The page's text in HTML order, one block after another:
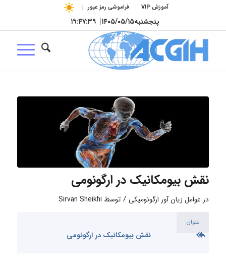
آموزش VIP فراموشی رمز عبور
پنجشنبه۱۴۰۵/۰۵/۱۵| ۱۹:۴۷:۳۹
نقش بیومکانیک در ارگونومی
در عوامل زیان آور ارگونومیکی / توسط Sirvan Sheikhi
عنوان
نقش بیومکانیک در ارگونومی